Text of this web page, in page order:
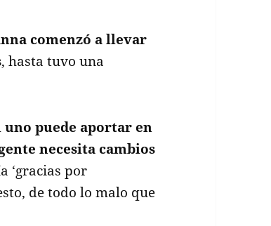
comenzó a llevar
, hasta tuvo una
uno puede aportar en
necesita cambios
‘gracias por
de todo lo malo que